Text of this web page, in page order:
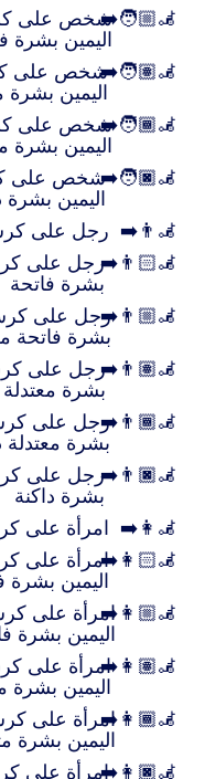
🧑🏼‍🦼‍➡️شخص على
اليمين بشرة
🧑🏽‍🦼‍➡️شخص على
اليمين بشرة
🧑🏾‍🦼‍➡️شخص على
اليمين بشرة
🧑🏿‍🦼‍➡️شخص على
اليمين بشرة
👨‍🦼‍➡️ رجل على
👨🏻‍🦼‍➡️رجل على
بشرة فاتحة
👨🏼‍🦼‍➡️رجل على
بشرة فاتحة
👨🏽‍🦼‍➡️رجل على
بشرة معتدلة
👨🏾‍🦼‍➡️رجل على
بشرة معتدلة
👨🏿‍🦼‍➡️رجل على
بشرة داكنة
👩‍🦼‍➡️ امرأة على
👩🏻‍🦼‍➡️امرأة على
اليمين بشرة
👩🏼‍🦼‍➡️امرأة على
اليمين بشرة
👩🏽‍🦼‍➡️امرأة على
اليمين
👩🏾‍🦼‍➡️امرأة على
اليمين بشرة
👩🏿‍🦼‍➡️امرأة على